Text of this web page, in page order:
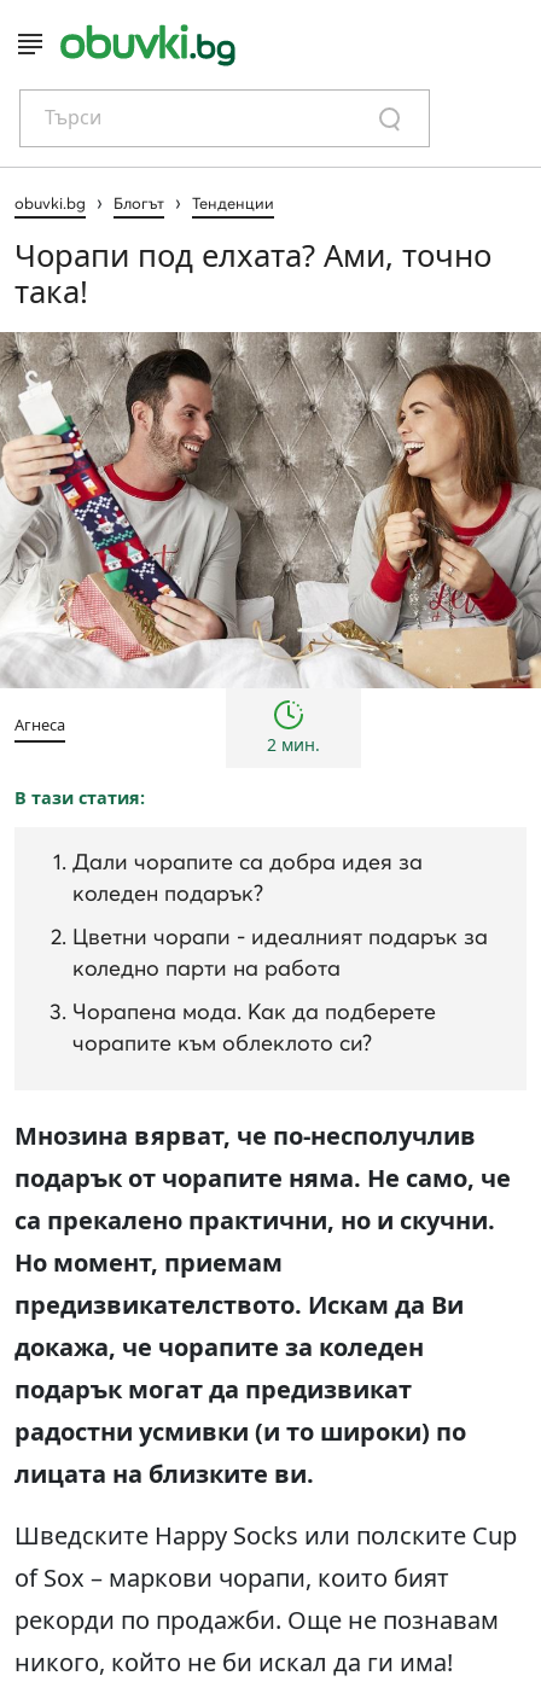
Търси
obuvki.bg › Блогът › Тенденции
Чорапи под елхата? Ами, точно
така!
Тенденции
Агнеса
2 мин.
В тази статия:
Дали чорапите са добра идея за
коледен подарък?
Цветни чорапи - идеалният подарък за
коледно парти на работа
Чорапена мода. Как да подберете
чорапите към облеклото си?
Мнозина вярват, че по-несполучлив
подарък от чорапите няма. Не само, че
са прекалено практични, но и скучни.
Но момент, приемам
предизвикателството. Искам да Ви
докажа, че чорапите за коледен
подарък могат да предизвикат
радостни усмивки (и то широки) по
лицата на близките ви.
Шведските Happy Socks или полските Cup
of Sox – маркови чорапи, които бият
рекорди по продажби. Още не познавам
никого, който не би искал да ги има!